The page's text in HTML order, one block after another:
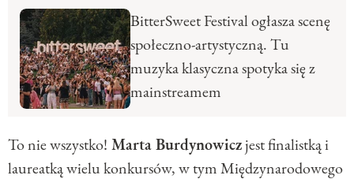
BitterSweet Festival ogłasza scenę
społeczno-artystyczną. Tu
muzyka klasyczna spotyka się z
mainstreamem
To nie wszystko! Marta Burdynowiczjest finalistką i
laureatką wielu konkursów, w tym Międzynarodowego